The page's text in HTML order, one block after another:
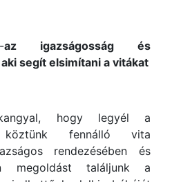
-az igazságosság és
segít elsimítani a vitákat
hogy legyél a
fennálló vita
rendezésében és
megoldást találjunk a